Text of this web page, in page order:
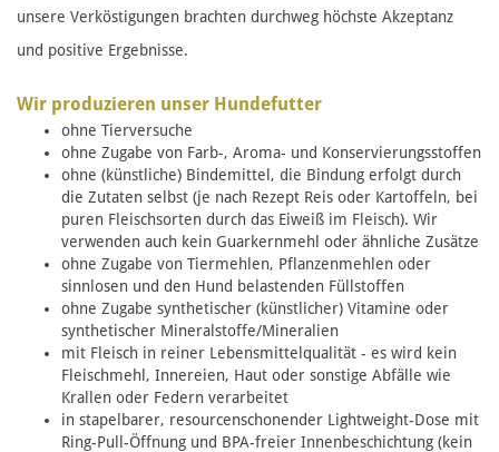
unsere Verköstigungen brachten durchweg höchste Akzeptanz
und positive Ergebnisse.
Wir produzieren unser Hundefutter
ohne Tierversuche
ohne Zugabe von Farb-, Aroma- und Konservierungsstoffen
ohne (künstliche) Bindemittel, die Bindung erfolgt durch
die Zutaten selbst (je nach Rezept Reis oder Kartoffeln, bei
puren Fleischsorten durch das Eiweiß im Fleisch). Wir
verwenden auch kein Guarkernmehl oder ähnliche Zusätze
ohne Zugabe von Tiermehlen, Pflanzenmehlen oder
sinnlosen und den Hund belastenden Füllstoffen
ohne Zugabe synthetischer (künstlicher) Vitamine oder
synthetischer Mineralstoffe/Mineralien
mit Fleisch in reiner Lebensmittelqualität - es wird kein
Fleischmehl, Innereien, Haut oder sonstige Abfälle wie
Krallen oder Federn verarbeitet
in stapelbarer, resourcenschonender Lightweight-Dose mit
Ring-Pull-Öffnung und BPA-freier Innenbeschichtung (kein